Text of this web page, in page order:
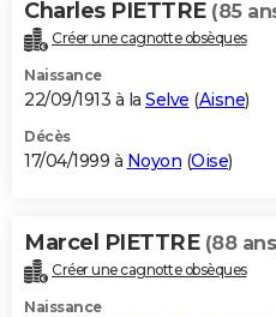
Charles PIETTRE (85
Créer une cagnotte obsèques
Naissance
22/09/1913 à la Selve (Aisne)
Décès
17/04/1999 à Noyon (Oise)
Marcel PIETTRE (88
Créer une cagnotte obsèques
Naissance